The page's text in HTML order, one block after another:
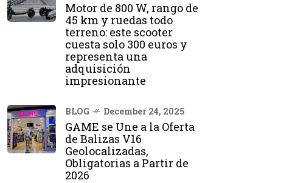
Motor de 800 W, rango de
45 km y ruedas todo
terreno: este scooter
cuesta solo 300 euros y
representa una
adquisición
impresionante
BLOG December 24, 2025
GAME se Une a la Oferta
de Balizas V16
Geolocalizadas,
Obligatorias a Partir de
2026